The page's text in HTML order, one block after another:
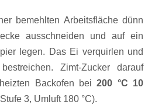
bemehlten Arbeitsfläche dünn
ausschneiden und auf ein
legen. Das Ei verquirlen und
Zimt-Zucker darauf
Backofen bei200 °C 10
3, Umluft 180 °C).